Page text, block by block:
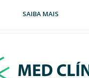
SAIBA MAIS